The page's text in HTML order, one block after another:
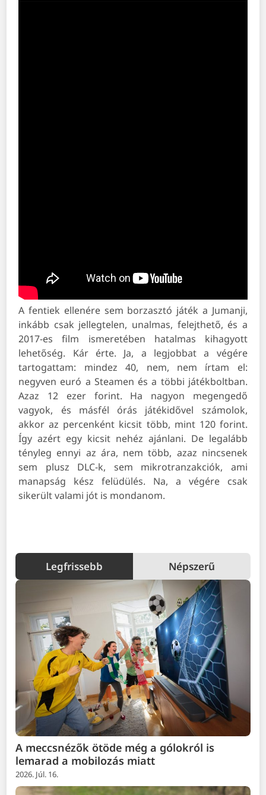
A fentiek ellenére sem borzasztó játék a Jumanji,
inkább csak jellegtelen, unalmas, felejthető, és a
2017-es film ismeretében hatalmas kihagyott
lehetőség. Kár érte. Ja, a legjobbat a végére
tartogattam: mindez 40, nem, nem írtam el:
negyven euró a Steamen és a többi játékboltban.
Azaz 12 ezer forint. Ha nagyon megengedő
vagyok, és másfél órás játékidővel számolok,
akkor az percenként kicsit több, mint 120 forint.
Így azért egy kicsit nehéz ajánlani. De legalább
tényleg ennyi az ára, nem több, azaz nincsenek
sem plusz DLC-k, sem mikrotranzakciók, ami
manapság kész felüdülés. Na, a végére csak
sikerült valami jót is mondanom.
Legfrissebb Népszerű
A meccsnézők ötöde még a gólokról is
lemarad a mobilozás miatt
2026. Júl. 16.